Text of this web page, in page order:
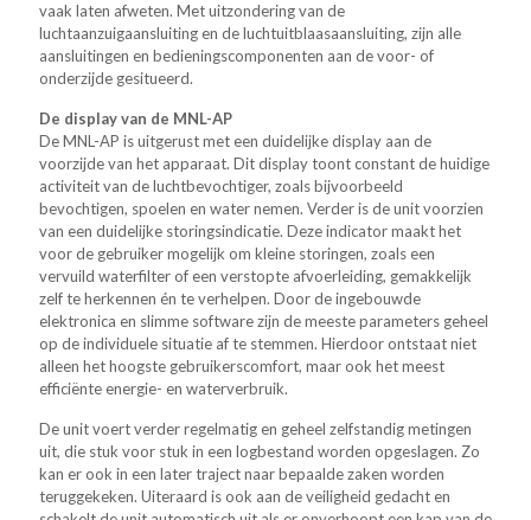
vaak laten afweten. Met uitzondering van de
luchtaanzuigaansluiting en de luchtuitblaasaansluiting, zijn alle
aansluitingen en bedieningscomponenten aan de voor- of
onderzijde gesitueerd.
De display van de MNL-AP
De MNL-AP is uitgerust met een duidelijke display aan de
voorzijde van het apparaat. Dit display toont constant de huidige
activiteit van de luchtbevochtiger, zoals bijvoorbeeld
bevochtigen, spoelen en water nemen. Verder is de unit voorzien
van een duidelijke storingsindicatie. Deze indicator maakt het
voor de gebruiker mogelijk om kleine storingen, zoals een
vervuild waterfilter of een verstopte afvoerleiding, gemakkelijk
zelf te herkennen én te verhelpen. Door de ingebouwde
elektronica en slimme software zijn de meeste parameters geheel
op de individuele situatie af te stemmen. Hierdoor ontstaat niet
alleen het hoogste gebruikerscomfort, maar ook het meest
efficiënte energie- en waterverbruik.
De unit voert verder regelmatig en geheel zelfstandig metingen
uit, die stuk voor stuk in een logbestand worden opgeslagen. Zo
kan er ook in een later traject naar bepaalde zaken worden
teruggekeken. Uiteraard is ook aan de veiligheid gedacht en